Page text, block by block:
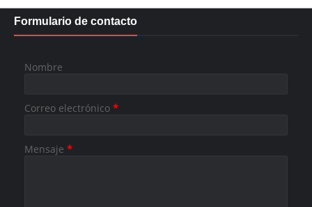
Formulario de contacto
Nombre
Correo electrónico *
Mensaje *